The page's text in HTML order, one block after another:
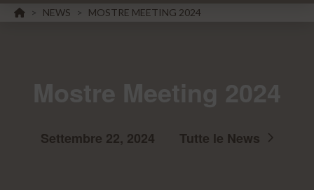
HOME
> NEWS > MOSTRE MEETING 2024
Settembre 22, 2024 Tutte le News